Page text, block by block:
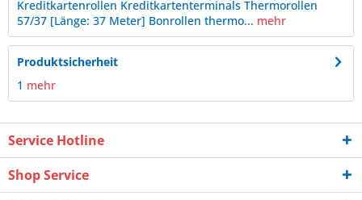
Kreditkartenrollen Kreditkartenterminals Thermorollen
57/37 [Länge: 37 Meter] Bonrollen thermo... mehr
Produktsicherheit
1 mehr
Service Hotline
Shop Service